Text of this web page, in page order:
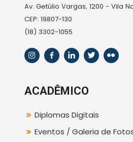
Av. Getúlio Vargas, 1200 - Vila
CEP: 19807-130
(18) 3302-1055
ACADÊMICO
Diplomas Digitais
Eventos / Galeria de